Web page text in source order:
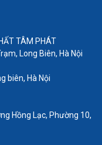
chất Prominent
lượng chất xử
nước tốt.
thể được tùy
việc và các
TÂM PHÁT
Long Biên, Hà Nội
biên, Hà Nội
Hồng Lạc, Phường 10,